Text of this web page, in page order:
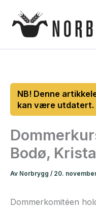
rett
Bodø,
Av Norbrygg / 20.
Dommerkomitéen